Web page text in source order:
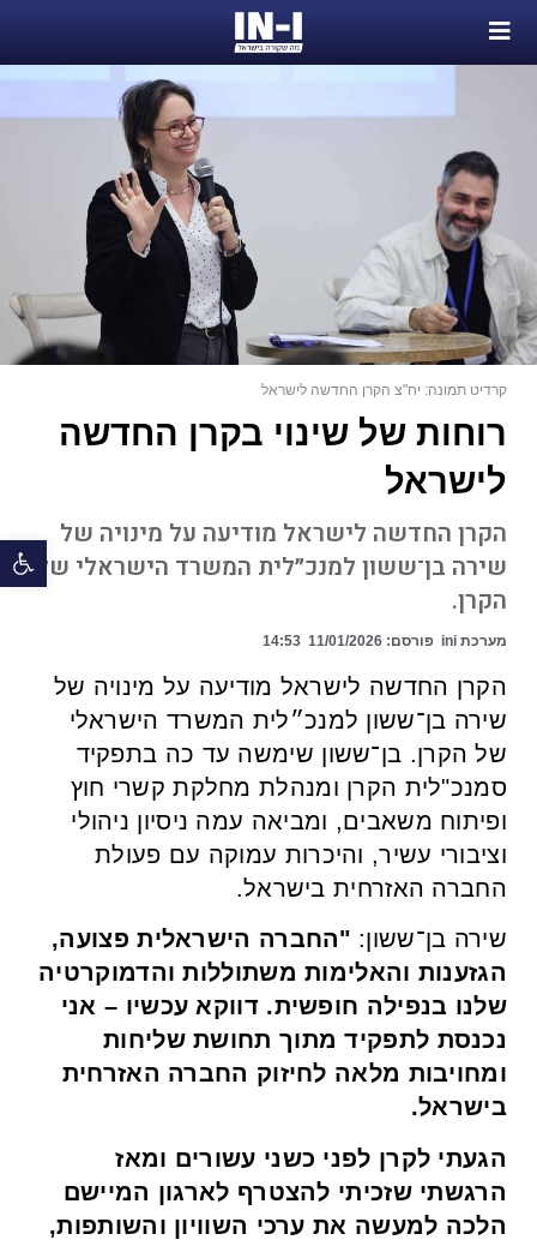
קרדיט תמונה: יח"צ הקרן החדשה לישראל
רוחות של שינוי בקרן החדשה
לישראל
הקרן החדשה לישראל מודיעה על מינויה של
שירה בן־ששון למנכ״לית המשרד הישראלי של
הקרן.
מערכת ini פורסם: 14:53
הקרן החדשה לישראל מודיעה על מינויה של
שירה בן־ששון למנכ״לית המשרד הישראלי
של הקרן. בן־ששון שימשה עד כה בתפקיד
סמנכ"לית הקרן ומנהלת מחלקת קשרי חוץ
ופיתוח משאבים, ומביאה עמה ניסיון ניהולי
וציבורי עשיר, והיכרות עמוקה עם פעולת
החברה האזרחית בישראל.
שירה בן־ששון: "החברה הישראלית פצועה,
הגזענות והאלימות משתוללות והדמוקרטיה
שלנו בנפילה חופשית. דווקא עכשיו – אני
נכנסת לתפקיד מתוך תחושת שליחות
ומחויבות מלאה לחיזוק החברה האזרחית
בישראל.
הגעתי לקרן לפני כשני עשורים ומאז
הרגשתי שזכיתי להצטרף לארגון המיישם
הלכה למעשה את ערכי השוויון והשותפות,